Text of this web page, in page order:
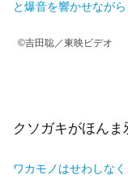
と爆音を響かせなが
©吉田聡／東映ビデオ
クソガキがほんま
ワカモノはせわしな